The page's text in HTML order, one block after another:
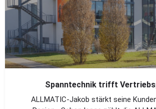
Spanntechnik trifft
ALLMATIC-Jakob stärkt seine